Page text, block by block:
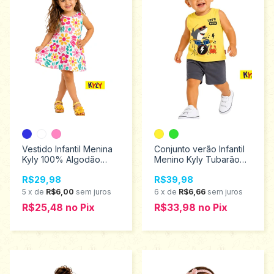
Vestido Infantil Menina
Kyly 100% Algodão
1001801
R$29,98
5 x de R$6,00 sem juros
R$25,48 no Pix
Conjunto verão Infantil
Menino Kyly Tubarão
1001863
R$39,98
6 x de R$6,66 sem juros
R$33,98 no Pix